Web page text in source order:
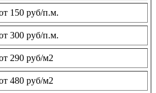
150 руб/п.м.
300 руб/п.м.
290 руб/м2
480 руб/м2